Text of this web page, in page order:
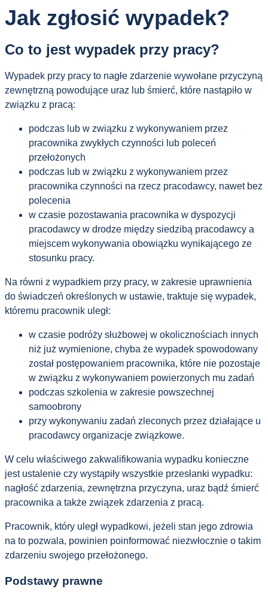
Jak zgłosić wypadek?
Co to jest wypadek przy pracy?
Wypadek przy pracy to nagłe zdarzenie wywołane przyczyną
zewnętrzną powodujące uraz lub śmierć, które nastąpiło w
związku z pracą:
podczas lub w związku z wykonywaniem przez
pracownika zwykłych czynności lub poleceń
przełożonych
podczas lub w związku z wykonywaniem przez
pracownika czynności na rzecz pracodawcy, nawet bez
polecenia
w czasie pozostawania pracownika w dyspozycji
pracodawcy w drodze między siedzibą pracodawcy a
miejscem wykonywania obowiązku wynikającego ze
stosunku pracy.
Na równi z wypadkiem przy pracy, w zakresie uprawnienia
do świadczeń określonych w ustawie, traktuje się wypadek,
któremu pracownik uległ:
w czasie podróży służbowej w okolicznościach innych
niż już wymienione, chyba że wypadek spowodowany
został postępowaniem pracownika, które nie pozostaje
w związku z wykonywaniem powierzonych mu zadań
podczas szkolenia w zakresie powszechnej
samoobrony
przy wykonywaniu zadań zleconych przez działające u
pracodawcy organizacje związkowe.
W celu właściwego zakwalifikowania wypadku konieczne
jest ustalenie czy wystąpiły wszystkie przesłanki wypadku:
nagłość zdarzenia, zewnętrzna przyczyna, uraz bądź śmierć
pracownika a także związek zdarzenia z pracą.
Pracownik, który uległ wypadkowi, jeżeli stan jego zdrowia
na to pozwala, powinien poinformować niezwłocznie o takim
zdarzeniu swojego przełożonego.
Podstawy prawne